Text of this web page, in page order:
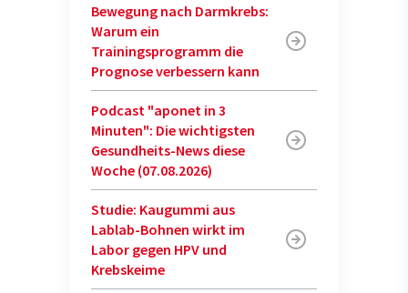
Bewegung nach Darmkrebs:
Warum ein
Trainingsprogramm die
Prognose verbessern kann
Podcast "aponet in 3
Minuten": Die wichtigsten
Gesundheits-News diese
Woche (07.08.2026)
Studie: Kaugummi aus
Lablab-Bohnen wirkt im
Labor gegen HPV und
Krebskeime